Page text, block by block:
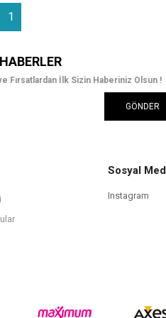
1
Fırsatlardan İlk Sizin Haberiniz Olsun !
GÖNDER
Sosyal
Instagram